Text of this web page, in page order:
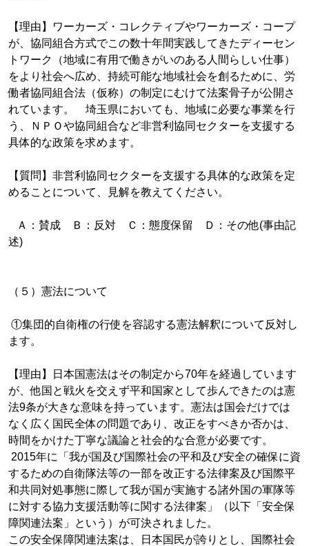
【理由】ワーカーズ・コレクティブやワーカーズ・コープ
が、協同組合方式でこの数十年間実践してきたディーセン
トワーク（地域に有用で働きがいのある人間らしい仕事）
をより社会へ広め、持続可能な地域社会を創るために、労
働者協同組合法（仮称）の制定にむけて法案骨子が公開さ
れています。 埼玉県においても、地域に必要な事業を行
う、ＮＰＯや協同組合など非営利協同セクターを支援する
具体的な政策を求めます。
【質問】非営利協同セクターを支援する具体的な政策を定
めることについて、見解を教えてください。
Ａ：賛成 Ｂ：反対 Ｃ：態度保留 Ｄ：その他(事由記
述)
（５）憲法について
①集団的自衛権の行使を容認する憲法解釈について反対し
ます。
【理由】日本国憲法はその制定から70年を経過しています
が、他国と戦火を交えず平和国家として歩んできたのは憲
法9条が大きな意味を持っています。憲法は国会だけでは
なく広く国民全体の問題であり、改正をすべきか否かは、
時間をかけた丁寧な議論と社会的な合意が必要です。
2015年に「我が国及び国際社会の平和及び安全の確保に資
するための自衛隊法等の一部を改正する法律案及び国際平
和共同対処事態に際して我が国が実施する諸外国の軍隊等
に対する協力支援活動等に関する法律案」（以下「安全保
障関連法案」という）が可決されました。
この安全保障関連法案は、日本国民が誇りとし、国際社会